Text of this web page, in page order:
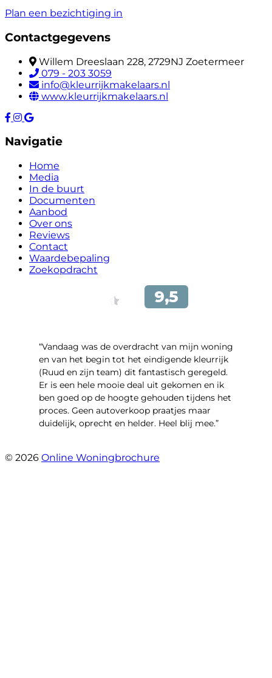
Plan een bezichtiging in
Contactgegevens
Willem Dreeslaan 228, 2729NJ Zoetermeer
079 - 203 3059
info@kleurrijkmakelaars.nl
www.kleurrijkmakelaars.nl
Navigatie
Home
Media
In de buurt
Documenten
Aanbod
Over ons
Reviews
Contact
Waardebepaling
Zoekopdracht
“Vandaag was de overdracht van mijn woning
en van het begin tot het eindigende kleurrijk
(Ruud en zijn team) dit fantastisch geregeld.
Er is een hele mooie deal uit gekomen en ik
ben goed op de hoogte gehouden tijdens het
proces. Geen autoverkoop praatjes maar
duidelijk, oprecht en helder. Heel blij mee.”
© 2026 Online Woningbrochure